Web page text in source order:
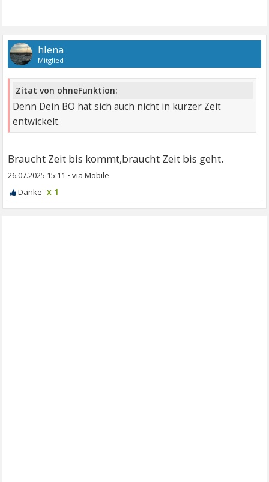
hlena
Mitglied
Zitat von ohneFunktion:
Denn Dein BO hat sich auch nicht in kurzer Zeit
entwickelt.
Braucht Zeit bis kommt,braucht Zeit bis geht.
26.07.2025 15:11 •
x 1